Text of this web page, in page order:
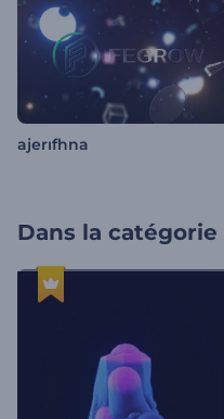
ajerıfhna
Dans la catégorie